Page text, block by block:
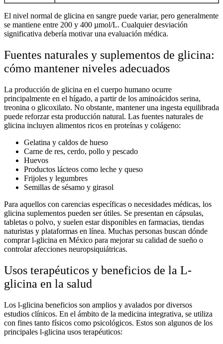
El nivel normal de glicina en sangre puede variar, pero generalmente
se mantiene entre 200 y 400 µmol/L. Cualquier desviación
significativa debería motivar una evaluación médica.
Fuentes naturales y suplementos de glicina:
cómo mantener niveles adecuados
La producción de glicina en el cuerpo humano ocurre
principalmente en el hígado, a partir de los aminoácidos serina,
treonina o glicoxilato. No obstante, mantener una ingesta equilibrada
puede reforzar esta producción natural. Las fuentes naturales de
glicina incluyen alimentos ricos en proteínas y colágeno:
Gelatina y caldos de hueso
Carne de res, cerdo, pollo y pescado
Huevos
Productos lácteos como leche y queso
Frijoles y legumbres
Semillas de sésamo y girasol
Para aquellos con carencias específicas o necesidades médicas, los
glicina suplementos pueden ser útiles. Se presentan en cápsulas,
tabletas o polvo, y suelen estar disponibles en farmacias, tiendas
naturistas y plataformas en línea. Muchas personas buscan dónde
comprar l-glicina en México para mejorar su calidad de sueño o
controlar afecciones neuropsiquiátricas.
Usos terapéuticos y beneficios de la L-
glicina en la salud
Los l-glicina beneficios son amplios y avalados por diversos
estudios clínicos. En el ámbito de la medicina integrativa, se utiliza
con fines tanto físicos como psicológicos. Estos son algunos de los
principales l-glicina usos terapéuticos: